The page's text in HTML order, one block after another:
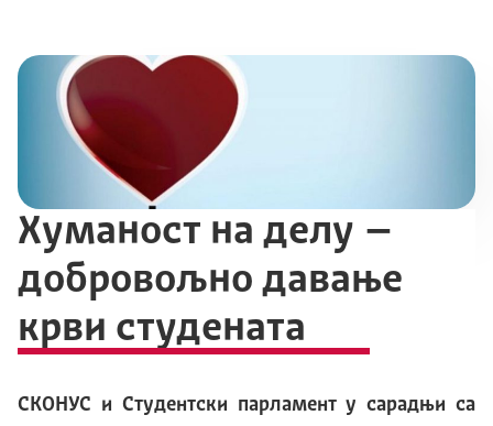
Хуманост на делу –
добровољно давање
крви студената
СКОНУС и Студентски парламент у сарадњи са